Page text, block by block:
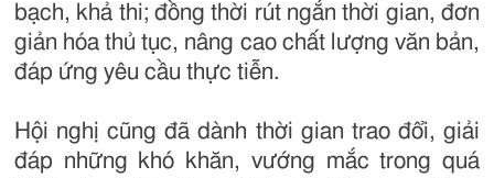
bạch, khả thi; đồng thời rút ngắn thời gian, đơn
giản hóa thủ tục, nâng cao chất lượng văn bản,
đáp ứng yêu cầu thực tiễn.
Hội nghị cũng đã dành thời gian trao đổi, giải
đáp những khó khăn, vướng mắc trong quá